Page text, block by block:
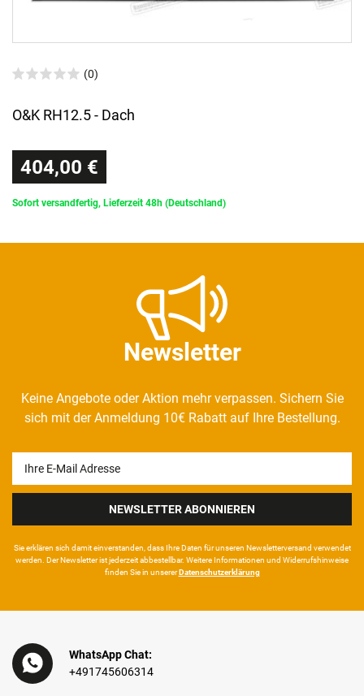
(0)
O&K RH12.5 - Dach
404,00 €
Sofort versandfertig, Lieferzeit 48h (Deutschland)
Newsletter
Keine Angebote oder Aktion mehr verpassen. Sichern Sie
sich mit der Anmeldung 10€ Rabatt auf Ihre Bestellung.
Honig
NEWSLETTER ABONNIEREN
Sie erklären sich damit ein­ver­standen, dass Ihre Da­ten für unseren News­letter­versand ver­wen­det
werden. Der News­letter ist jeder­zeit ab­bestel­lbar. Weitere Infor­mationen und Wider­rufshin­weise
finden Sie in unsererDaten­schutz­erklärung
WhatsApp Chat:
+491745606314